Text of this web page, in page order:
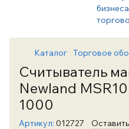
Каталог Торговое
Считыватель
Newland
1000
Артикул: 012727